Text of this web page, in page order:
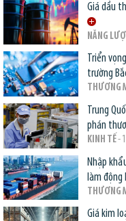
Giá dầu
NĂNG
Triển
trường
THƯƠNG
Trung
phán
KINH TẾ-
Nhập
làm động
THƯƠNG
Giá kim